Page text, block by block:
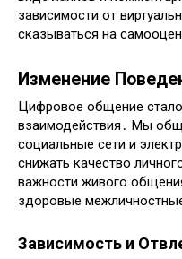
зависимости от
сказываться на
Изменение
Цифровое общение
взаимодействия․ Мы
социальные сети и
снижать качество
важности живого
здоровые
Зависимость и